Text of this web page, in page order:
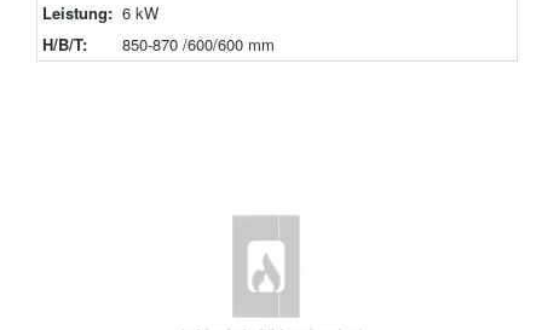
Leistung: 6 kW
H/B/T:
850-870 /600/600 mm